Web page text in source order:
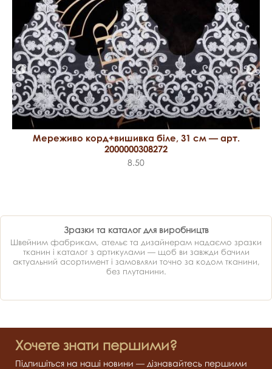
Мереживо корд+вишивка біле, 31 см — арт.
2000000308272
8.50
Зразки та каталог для виробництв
Швейним фабрикам, ательє та дизайнерам надаємо зразки
тканин і каталог з артикулами — щоб ви завжди бачили
актуальний асортимент і замовляли точно за кодом тканини,
без плутанини.
Хочете знати першими?
Підпишіться на наші новини — дізнавайтесь першими